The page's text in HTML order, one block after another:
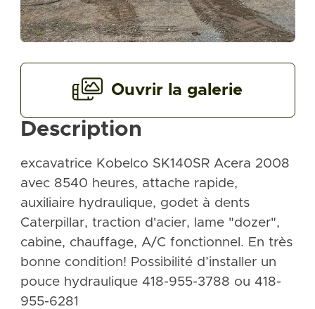
Description
excavatrice Kobelco SK140SR Acera 2008
avec 8540 heures, attache rapide,
auxiliaire hydraulique, godet à dents
Caterpillar, traction d'acier, lame "dozer",
cabine, chauffage, A/C fonctionnel. En très
bonne condition! Possibilité d’installer un
pouce hydraulique 418-955-3788 ou 418-
955-6281
Ouvrir la galerie